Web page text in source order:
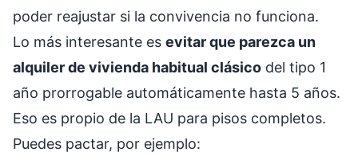
poder reajustar si la convivencia no funciona.
Lo más interesante es evitar que parezca un
alquiler de vivienda habitual clásico del tipo 1
año prorrogable automáticamente hasta 5 años.
Eso es propio de la LAU para pisos completos.
Puedes pactar, por ejemplo: